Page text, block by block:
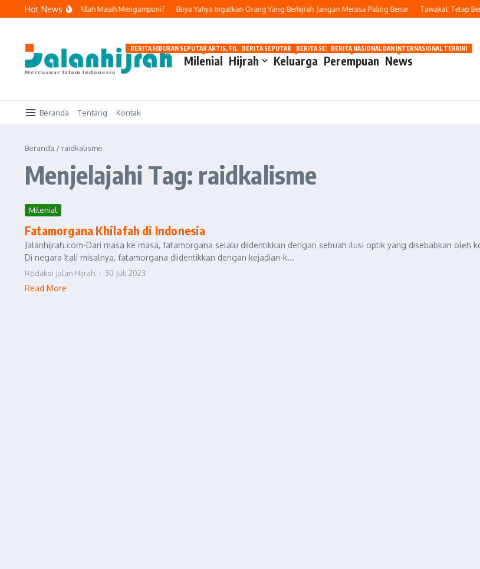
Lewati ke konten
Hot News
Bertobat, Apakah Allah Masih Mengampuni? Buya Yahya Ingatkan Orang Yang Berhijrah: Jangan Merasa Paling Benar Tawakal: Tetap
Milenial
BERITA HIBURAN SEPUTAR ARTIS, FILM, DAN GOSIP
Hijrah Keluarga
BERITA SEPUTAR OTOMOTIF HARI INI
Perempuan
BERITA SEPUTAR KECANTIKAN WANITA
News
BERITA NASIONAL DAN INTERNASIONAL TERKINI
Beranda Tentang Kontak
Beranda / raidkalisme
Menjelajahi Tag: raidkalisme
Milenial
Fatamorgana Khilafah di Indonesia
Jalanhijrah.com-Dari masa ke masa, fatamorgana selalu diidentikkan dengan sebuah ilusi optik yang disebabkan oleh
Di negara Itali misalnya, fatamorgana diidentikkan dengan kejadian-k...
Redaksi Jalan Hijrah 30 Juli 2023
Read More